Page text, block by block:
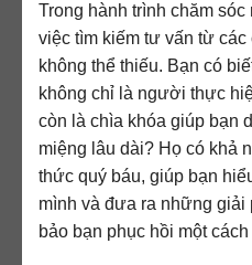
Trong hành trình chăm
việc tìm kiếm tư vấn từ
không thể thiếu. Bạn có
không chỉ là người thực
còn là chìa khóa giúp bạn
miệng lâu dài? Họ có khả
thức quý báu, giúp bạn
mình và đưa ra những giải
bảo bạn phục hồi một